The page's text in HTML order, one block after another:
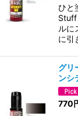
ひと
Stuff
ルに
に引
グリ
ンシ
770